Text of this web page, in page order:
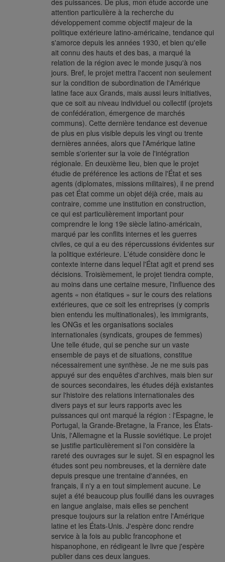
des puissances. De plus, mon étude accorde une
attention particulière à la recherche du
développement comme objectif majeur de la
politique extérieure latino-américaine, tendance qui
s'amorce depuis les années 1930, et bien qu'elle
ait connu des hauts et des bas, a marqué la
relation de la région avec le monde jusqu'à nos
jours. Bref, le projet mettra l'accent non seulement
sur la condition de subordination de l'Amérique
latine face aux Grands, mais aussi leurs initiatives,
que ce soit au niveau individuel ou collectif (projets
de confédération, émergence de marchés
communs). Cette dernière tendance est devenue
de plus en plus visible depuis les vingt ou trente
dernières années, alors que l'Amérique latine
semble s'orienter sur la voie de l'intégration
régionale. En deuxième lieu, bien que le projet
étudie de préférence les actions de l'État et ses
agents (diplomates, missions militaires), il ne prend
pas cet État comme un objet déjà crée, mais au
contraire, comme une institution en construction,
ce qui est particulièrement important pour
comprendre le long 19e siècle latino-américain,
marqué par les conflits internes et les guerres
civiles, ce qui a eu des répercussions évidentes sur
la politique extérieure. L'étude considère donc le
contexte interne dans lequel l'État agit et prend ses
décisions. Troisièmement, le projet tiendra compte,
au moins dans une certaine mesure, l'influence des
agents « non étatiques » sur le cours des relations
extérieures, que ce soit les entreprises (y compris
bien entendu les multinationales), les immigrants,
les ONGs et les organisations sociales
internationales (syndicats, groupes de femmes)
Une telle étude, qui se penche sur un vaste
ensemble de pays et de situations, constitue
nécessairement une synthèse. Je ne me suis pas
appuyé sur des enquêtes d'archives, mais bien sur
de sources secondaires, les études déjà existantes
sur l'histoire des relations internationales des
divers pays et sur leurs rapports avec les
puissances qui ont marqué la région : l'Espagne, le
Portugal, la Grande-Bretagne, la France, les États-
Unis, l'Allemagne et la Russie soviétique. Le projet
se justifie particulièrement si l'on considère la
rareté des ouvrages sur le sujet. Si en espagnol les
études sont peu nombreuses, et la dernière date
depuis presque une trentaine d'années, en
français, il n'y a en tout simplement aucune. Le
sujet a été beaucoup plus fouillé dans les ouvrages
en langue anglaise, mais elles se penchent
presque toujours sur la relation entre l'Amérique
latine et les États-Unis. J'espère donc rendre
service à la fois au public francophone et
hispanophone, en rédigeant le livre que j'espère
publier dans ces deux langues.